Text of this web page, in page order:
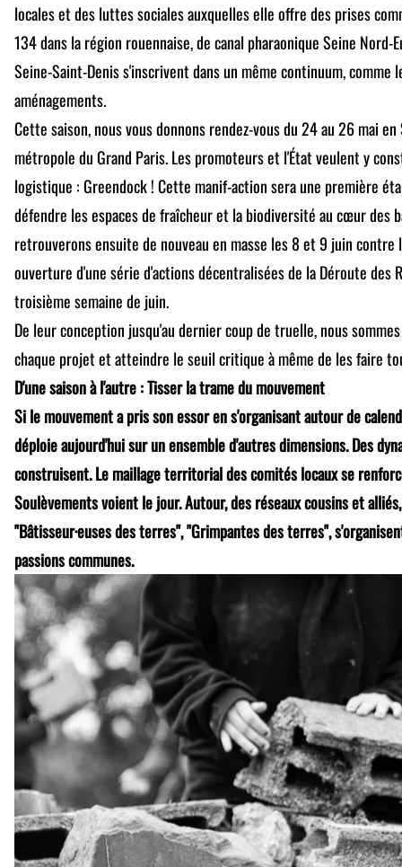
locales et des luttes sociales auxquelles elle offre des prises
134 dans la région rouennaise, de canal pharaonique Seine
Seine-Saint-Denis s'inscrivent dans un même continuum, comme
aménagements.
Cette saison, nous vous donnons rendez-vous du 24 au 26 mai
métropole du Grand Paris. Les promoteurs et l'État veulent y
logistique : Greendock ! Cette manif-action sera une première
défendre les espaces de fraîcheur et la biodiversité au cœur des
retrouverons ensuite de nouveau en masse les 8 et 9 juin
ouverture d'une série d'actions décentralisées de la Déroute des
troisième semaine de juin.
De leur conception jusqu'au dernier coup de truelle, nous
chaque projet et atteindre le seuil critique à même de les faire
D'une saison à l'autre : Tisser la trame du mouvement
Si le mouvement a pris son essor en s'organisant autour de
déploie aujourd'hui sur un ensemble d'autres dimensions. Des
construisent. Le maillage territorial des comités locaux se
Soulèvements voient le jour. Autour, des réseaux cousins et
"Bâtisseur·euses des terres", "Grimpantes des terres",
passions communes.